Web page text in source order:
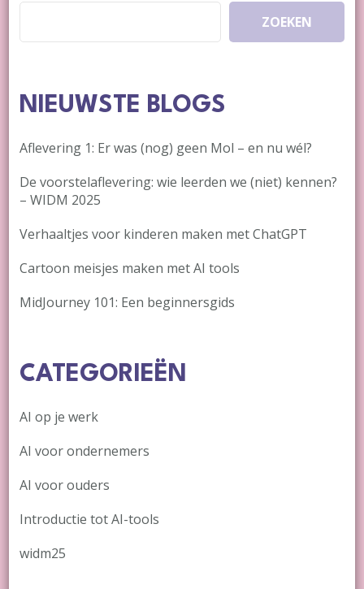
ZOEKEN
NIEUWSTE BLOGS
Aflevering 1: Er was (nog) geen Mol – en nu wél?
De voorstelaflevering: wie leerden we (niet) kennen?
– WIDM 2025
Verhaaltjes voor kinderen maken met ChatGPT
Cartoon meisjes maken met AI tools
MidJourney 101: Een beginnersgids
CATEGORIEËN
AI op je werk
AI voor ondernemers
AI voor ouders
Introductie tot AI-tools
widm25